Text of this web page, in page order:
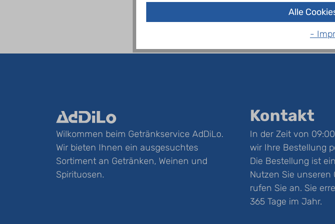
Wilkommen beim Getränkservice AdDiLo.
Wir bieten Ihnen ein ausgesuchtes
Sortiment an Getränken, Weinen und
Spirituosen.
Kontakt
In der Zeit von
wir Ihre Bestellung
Die Bestellung ist
Nutzen Sie unseren
rufen Sie an. Sie
365 Tage im Jahr.
Alle
-